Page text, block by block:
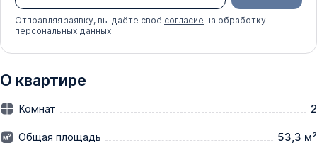
Отправляя заявку, вы даёте своё согласие на обработку
персональных данных
О квартире
Комнат 2
Общая площадь 53,3 м²